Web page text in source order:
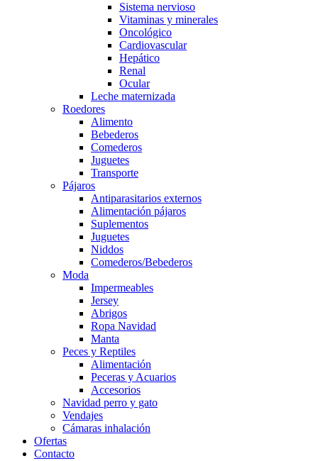
Sistema nervioso
Vitaminas y minerales
Oncológico
Cardiovascular
Hepático
Renal
Ocular
Leche maternizada
Roedores
Alimento
Bebederos
Comederos
Juguetes
Transporte
Pájaros
Antiparasitarios externos
Alimentación pájaros
Suplementos
Juguetes
Niddos
Comederos/Bebederos
Moda
Impermeables
Jersey
Abrigos
Ropa Navidad
Manta
Peces y Reptiles
Alimentación
Peceras y Acuarios
Accesorios
Navidad perro y gato
Vendajes
Cámaras inhalación
Ofertas
Contacto